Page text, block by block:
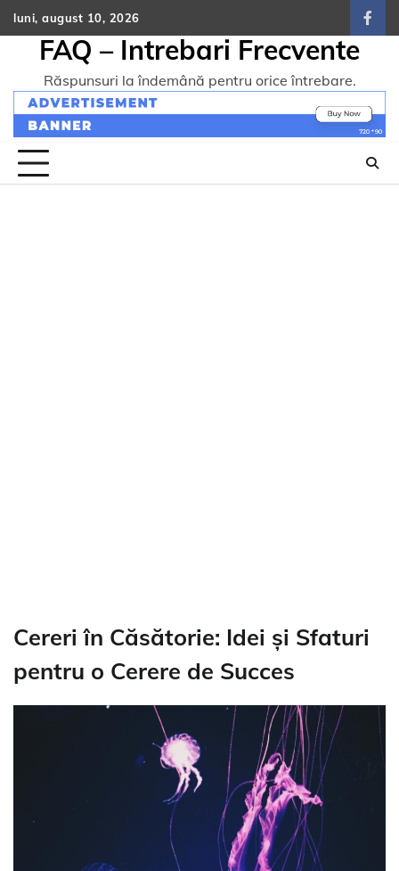
Skip
to
content
luni, august 10, 2026
FAQ – Intrebari Frecvente
Răspunsuri la îndemână pentru orice întrebare.
Cereri în Căsătorie: Idei și Sfaturi
pentru o Cerere de Succes